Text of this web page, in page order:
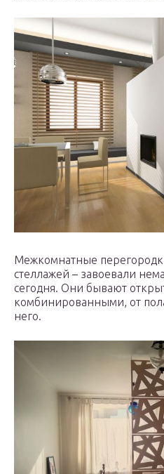
Межкомнатные
стеллажей – завоевали
сегодня. Они бывают
комбинированными, от
него.